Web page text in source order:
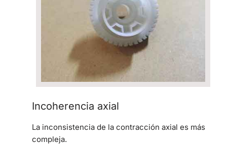
Incoherencia axial
La inconsistencia de la contracción axial es más
compleja.